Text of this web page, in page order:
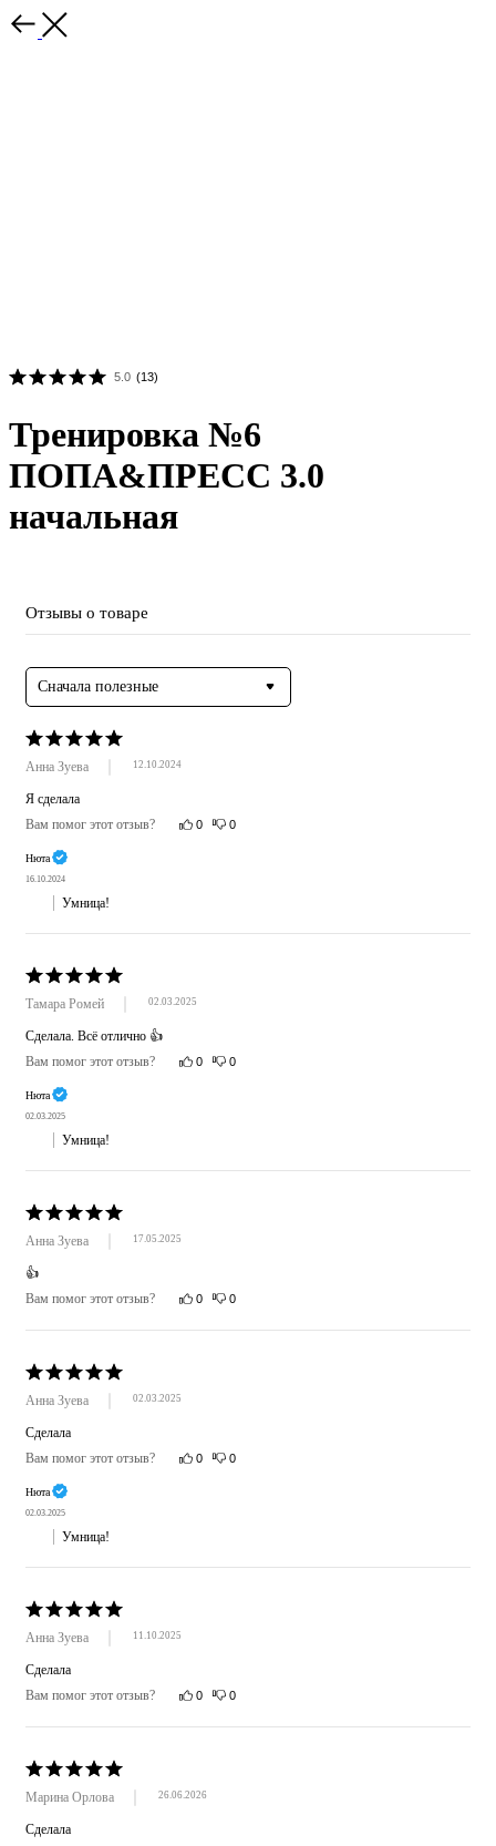
5.0 (13)
Тренировка №6
ПОПА&ПРЕСС 3.0
начальная
Отзывы о товаре
Сначала полезные
Анна Зуева 12.10.2024
Я сделала
Вам помог этот отзыв?
0 0
Нюта
16.10.2024
Умница!
Тамара Ромей 02.03.2025
Сделала. Всё отлично 👍
Вам помог этот отзыв?
0 0
Нюта
02.03.2025
Умница!
Анна Зуева 17.05.2025
👍
Вам помог этот отзыв?
0 0
Анна Зуева 02.03.2025
Сделала
Вам помог этот отзыв?
0 0
Нюта
02.03.2025
Умница!
Анна Зуева 11.10.2025
Сделала
Вам помог этот отзыв?
0 0
Марина Орлова 26.06.2026
Сделала